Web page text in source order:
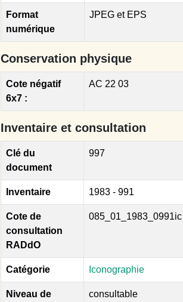
Format
numérique
JPEG et EPS
Conservation physique
Cote négatif
6x7 :
AC 22 03
Inventaire et consultation
Clé du
document
997
Inventaire 1983 - 991
Cote de
consultation
RADdO
085_01_1983_0991ic
Catégorie Iconographie
Niveau de
consultable